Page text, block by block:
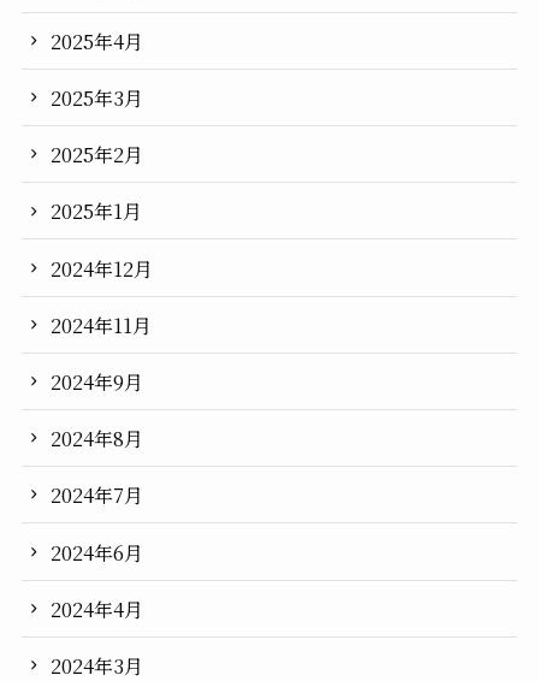
2025年4月
2025年3月
2025年2月
2025年1月
2024年12月
2024年11月
2024年9月
2024年8月
2024年7月
2024年6月
2024年4月
2024年3月